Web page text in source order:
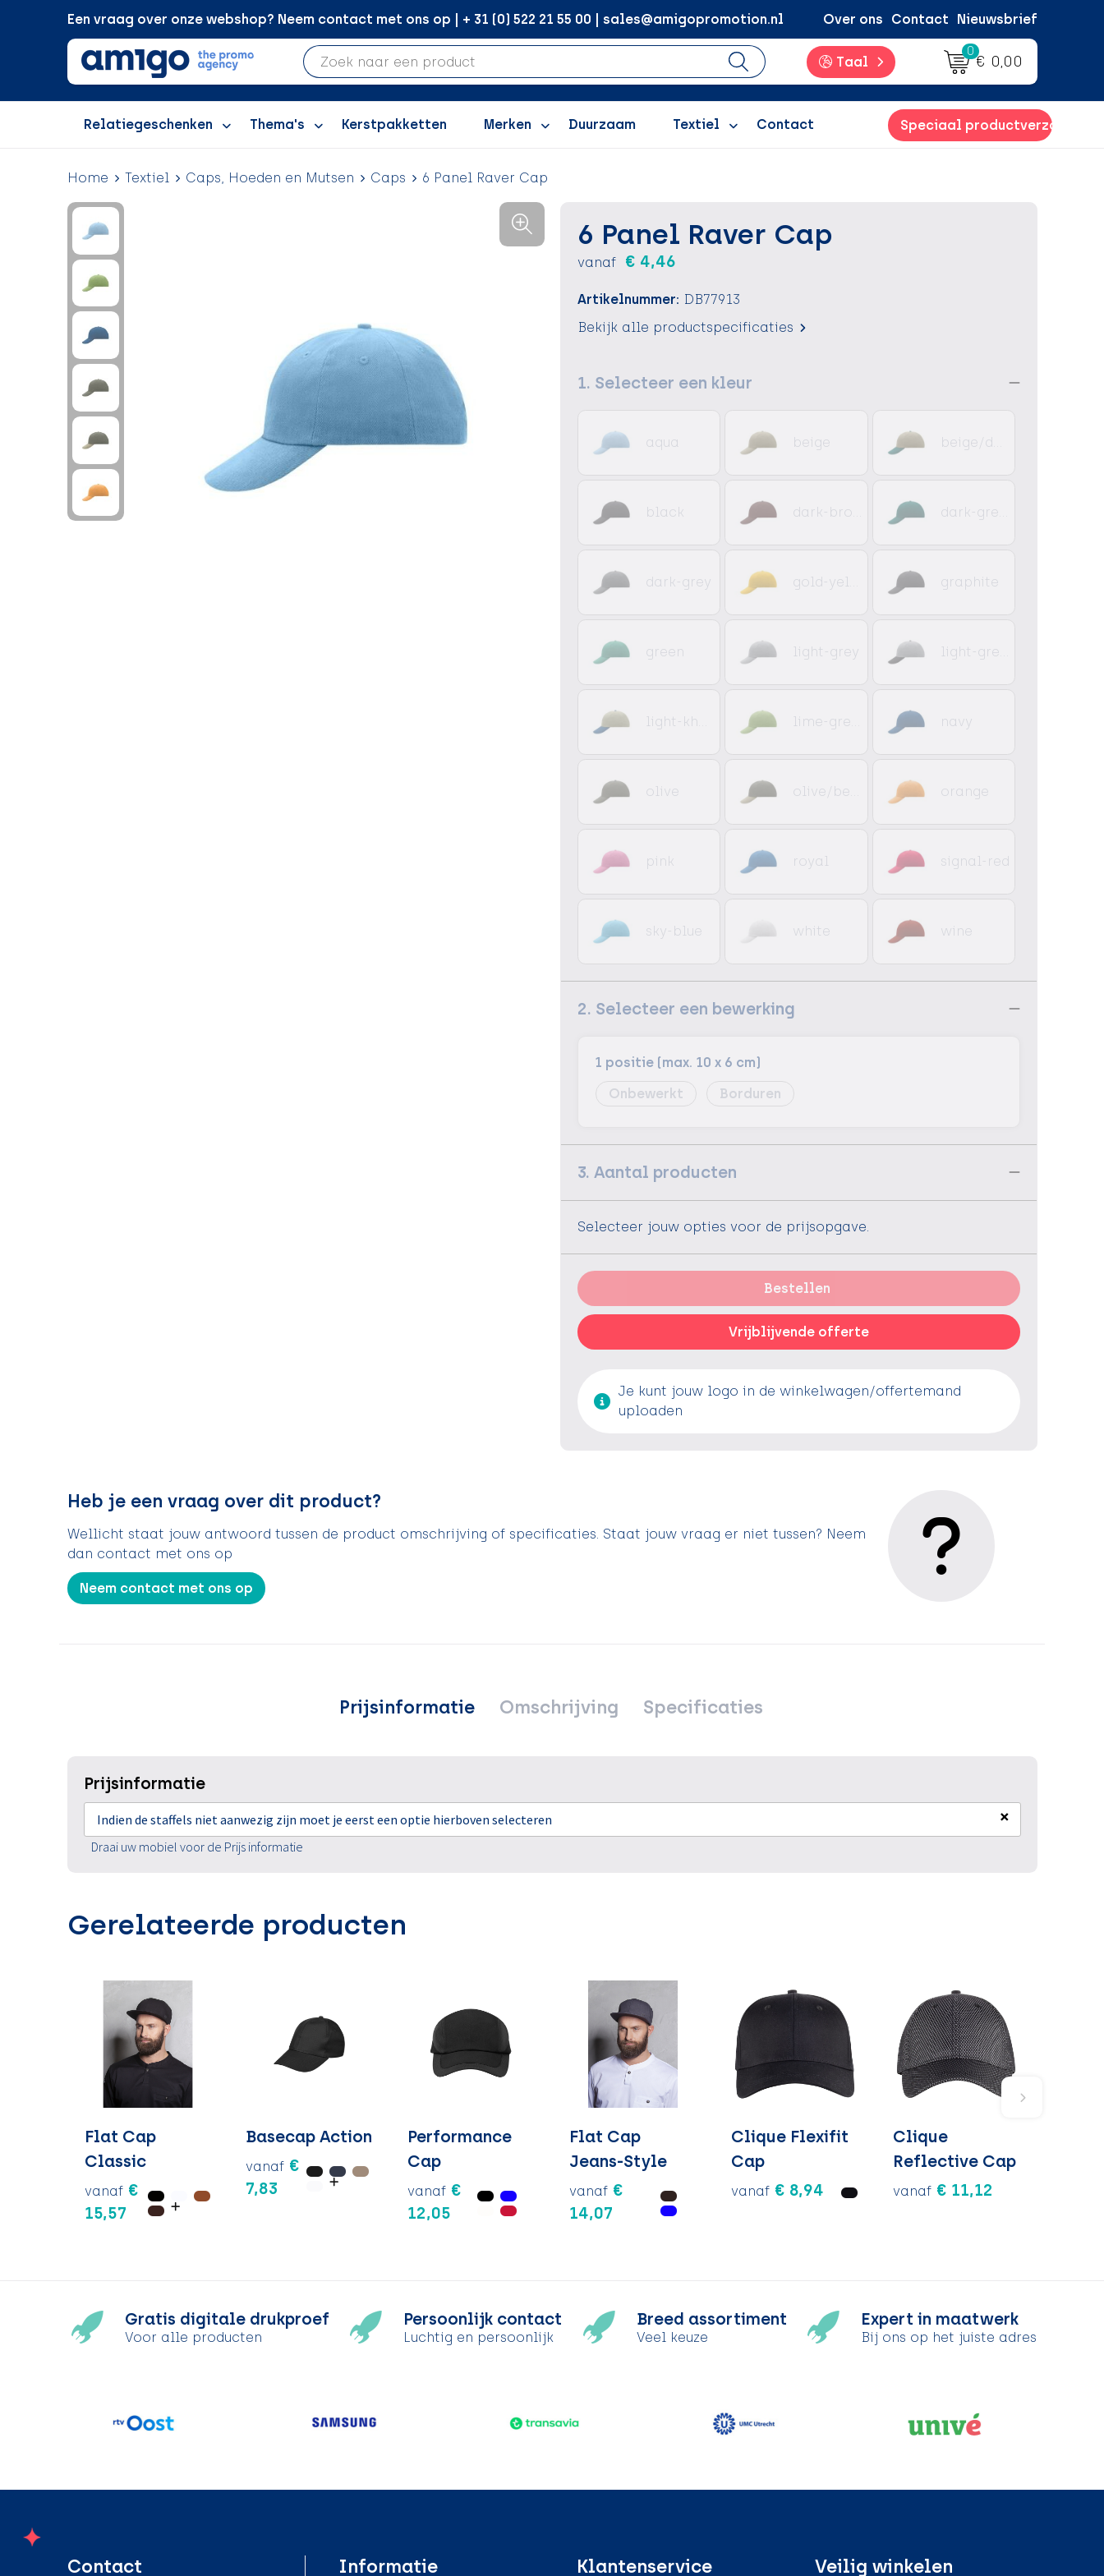
Een vraag over onze webshop? Neem contact met ons op | + 31 (0) 522 21 55 00 | sales@amigopromotion.nl Over ons Contact Nieuwsbrief
Taal
0
€ 0,00
Relatiegeschenken Thema's Kerstpakketten Merken Duurzaam Textiel Contact Speciaal productverzoek
Home Textiel Caps, Hoeden en Mutsen Caps 6 Panel Raver Cap
6 Panel Raver Cap
vanaf € 4,46
Artikelnummer: DB77913
Bekijk alle productspecificaties
1. Selecteer een kleur
aqua beige
black
dark-grey graphite
green light-grey
navy
olive orange
pink royal signal-red
sky-blue white wine
2. Selecteer een bewerking
1 positie (max. 10 x 6 cm)
Onbewerkt
Borduren
3. Aantal producten
Selecteer jouw opties voor de prijsopgave.
Bestellen
Vrijblijvende offerte
Je kunt jouw logo in de winkelwagen/offertemand
uploaden
Heb je een vraag over dit product?
Wellicht staat jouw antwoord tussen de product omschrijving of specificaties. Staat jouw vraag er niet tussen? Neem
dan contact met ons op
Neem contact met ons op
Prijsinformatie Omschrijving Specificaties
Prijsinformatie
Indien de staffels niet aanwezig zijn moet je eerst een optie hierboven selecteren ×
Draai uw mobiel voor de Prijs informatie
Gerelateerde producten
Flat Cap
Classic
vanaf €
15,57
Basecap Action
vanaf €
7,83
Performance
Cap
vanaf €
12,05
Flat Cap
Jeans-Style
vanaf €
14,07
Clique Flexifit
Cap
vanaf € 8,94
Clique
Reflective Cap
vanaf € 11,12
Gratis digitale drukproef
Voor alle producten
Persoonlijk contact
Luchtig en persoonlijk
Breed assortiment
Veel keuze
Expert in maatwerk
Bij ons op het juiste adres
Contact Informatie Klantenservice Veilig winkelen